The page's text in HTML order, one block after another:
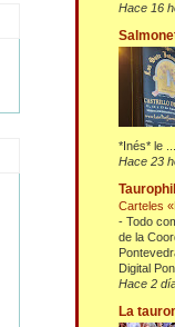
Hace 16
*Inés* le ...
Hace 23
Carteles
-Todo
de la
Digital
Hace 2
La